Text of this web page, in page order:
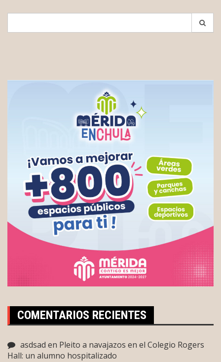
COMENTARIOS RECIENTES
asdsad en Pleito a navajazos en el Colegio Rogers
Hall: un alumno hospitalizado